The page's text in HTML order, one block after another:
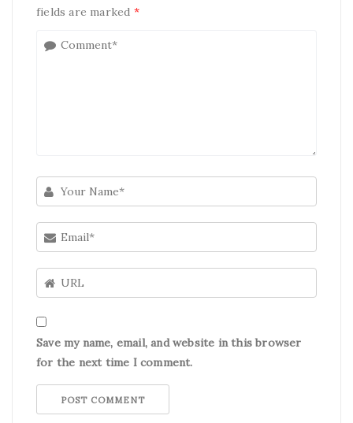
fields are marked *
Save my name, email, and website in this browser
for the next time I comment.